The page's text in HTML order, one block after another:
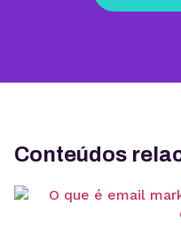
Conteúdos